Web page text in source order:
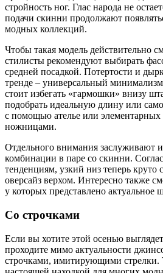
стройность ног. Глас народа не
подачи скинни продолжают
модных коллекций.
Чтобы такая модель действительно
стилисты рекомендуют выбирать
средней посадкой. Потертости и
тренде – универсальный
стоит избегать «гармошки» внизу
подобрать идеальную длину или
с помощью ателье или
ножницами.
Отдельного внимания заслуживают
комбинации в паре со скинни.
тенденциям, узкий низ теперь круто
оверсайз верхом. Интересно также
у которых представлено актуальное
Со строчками
Если вы хотите этой осенью
проходите мимо актуальности
строчками, имитирующими стрелки.